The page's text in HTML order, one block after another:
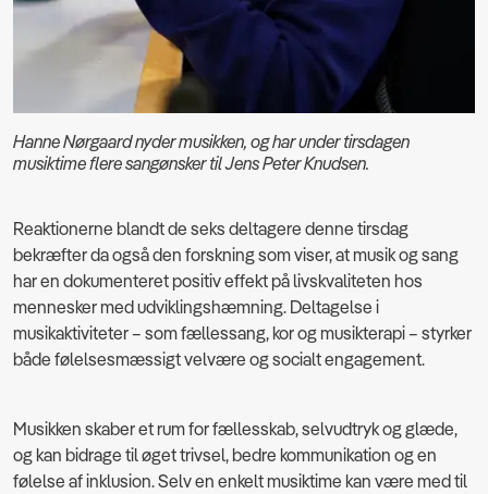
Hanne Nørgaard nyder musikken, og har under tirsdagen
musiktime flere sangønsker til Jens Peter Knudsen.
Reaktionerne blandt de seks deltagere denne tirsdag
bekræfter da også den forskning som viser, at musik og sang
har en dokumenteret positiv effekt på livskvaliteten hos
mennesker med udviklingshæmning. Deltagelse i
musikaktiviteter – som fællessang, kor og musikterapi – styrker
både følelsesmæssigt velvære og socialt engagement.
Musikken skaber et rum for fællesskab, selvudtryk og glæde,
og kan bidrage til øget trivsel, bedre kommunikation og en
følelse af inklusion. Selv en enkelt musiktime kan være med til